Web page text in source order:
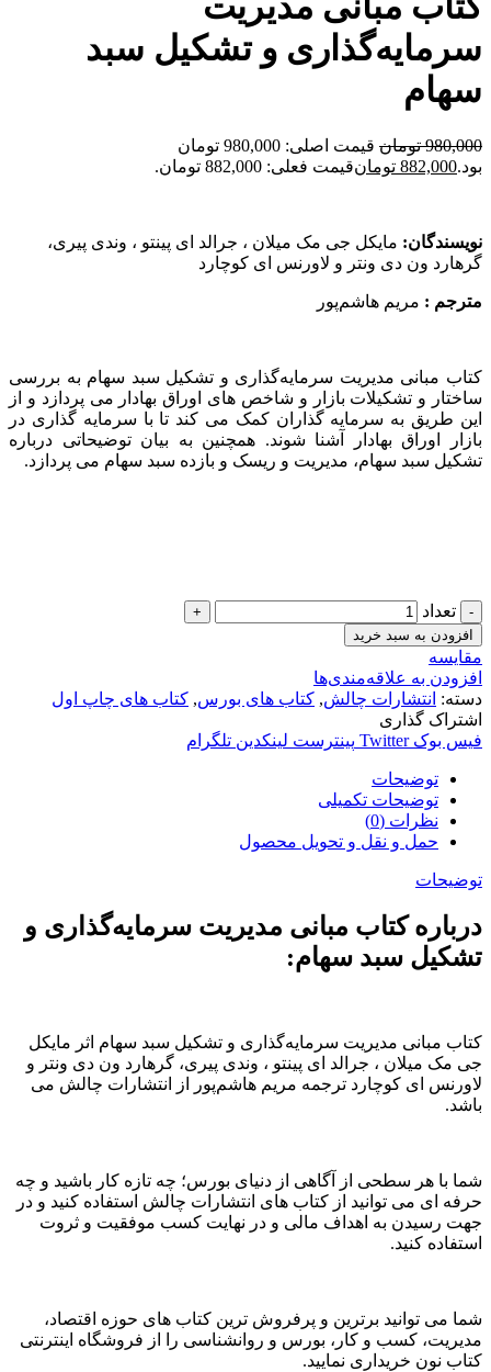
سرمایه‌گذاری و تشکیل سبد
سهام
980,000 تومان
قیمت اصلی: 980,000 تومان
بود.882,000 تومانقیمت فعلی: 882,000 تومان.
نویسندگان: مایکل جی مک میلان ، جرالد ای پینتو ، وندی پیری،
گرهارد ون دی ونتر و لاورنس ای کوچارد
مترجم : ‌ مریم هاشم‌پور
کتاب مبانی مدیریت سرمایه‌گذاری و تشکیل سبد سهام به بررسی
ساختار و تشکیلات بازار و شاخص های اوراق بهادار می پردازد و از
این طریق به سرمایه گذاران کمک می کند تا با سرمایه گذاری در
بازار اوراق بهادار آشنا شوند‌. همچنین به بیان توضیحاتی درباره
تشکیل سبد سهام، مدیریت و ریسک و بازده سبد سهام می پردازد.
تعداد
افزودن به سبد خرید
مقایسه
افزودن به علاقه‌مندی‌ها
دسته: انتشارات چالش, کتاب های بورس, کتاب های چاپ اول
اشتراک گذاری
فیس بوک Twitter پینترست لینکدین تلگرام
توضیحات
توضیحات تکمیلی
نظرات (0)
حمل و نقل و تحویل محصول
توضیحات
درباره کتاب مبانی مدیریت سرمایه‌گذاری و
تشکیل سبد سهام:
کتاب مبانی مدیریت سرمایه‌گذاری و تشکیل سبد سهام اثر مایکل
جی مک میلان ، جرالد ای پینتو ، وندی پیری، گرهارد ون دی ونتر و
لاورنس ای کوچارد ترجمه مریم هاشم‌پور از انتشارات چالش می
باشد.
شما با هر سطحی از آگاهی از دنیای بورس؛ چه تازه کار باشید و چه
حرفه ای می توانید از کتاب های انتشارات چالش استفاده کنید و در
جهت رسیدن به اهداف مالی و در نهایت کسب موفقیت و ثروت
استفاده کنید.
شما می توانید برترین و پرفروش ترین کتاب های حوزه اقتصاد،
مدیریت، کسب و کار، بورس و روانشناسی را از فروشگاه اینترنتی
کتاب نون خریداری نمایید.